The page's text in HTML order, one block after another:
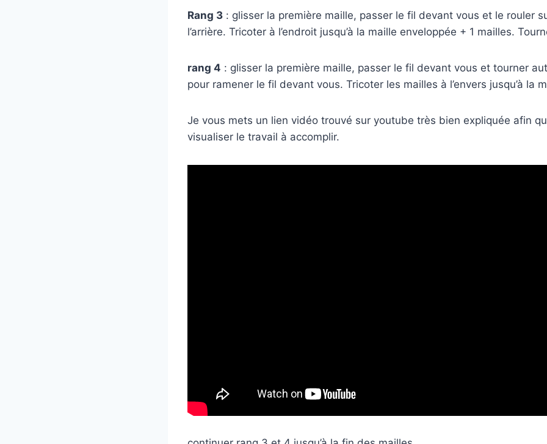
Rang 3 : glisser la première maille, passer le fil devant vous et le rouler
l’arrière. Tricoter à l’endroit jusqu’à la maille enveloppée + 1 mailles.
rang 4 : glisser la première maille, passer le fil devant vous et tourner
pour ramener le fil devant vous. Tricoter les mailles à l’envers jusqu’à la
Je vous mets un lien vidéo trouvé sur youtube très bien expliquée afin
visualiser le travail à accomplir.